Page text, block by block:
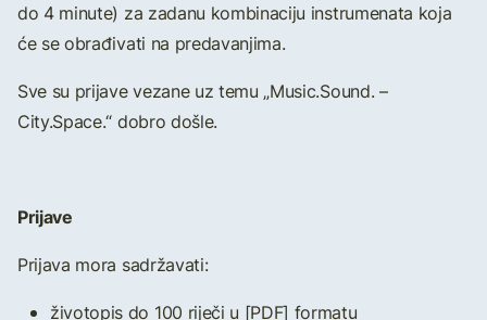
do 4 minute) za zadanu kombinaciju instrumenata koja
će se obrađivati na predavanjima.
Sve su prijave vezane uz temu „Music.Sound. –
City.Space.“ dobro došle.
Prijave
Prijava mora sadržavati:
životopis do 100 riječi u [PDF] formatu